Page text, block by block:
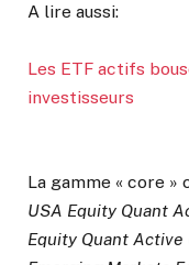
A lire aussi:
Les ETF actifs
investisseurs
La gamme « core
USA Equity Quant
Equity Quant Active